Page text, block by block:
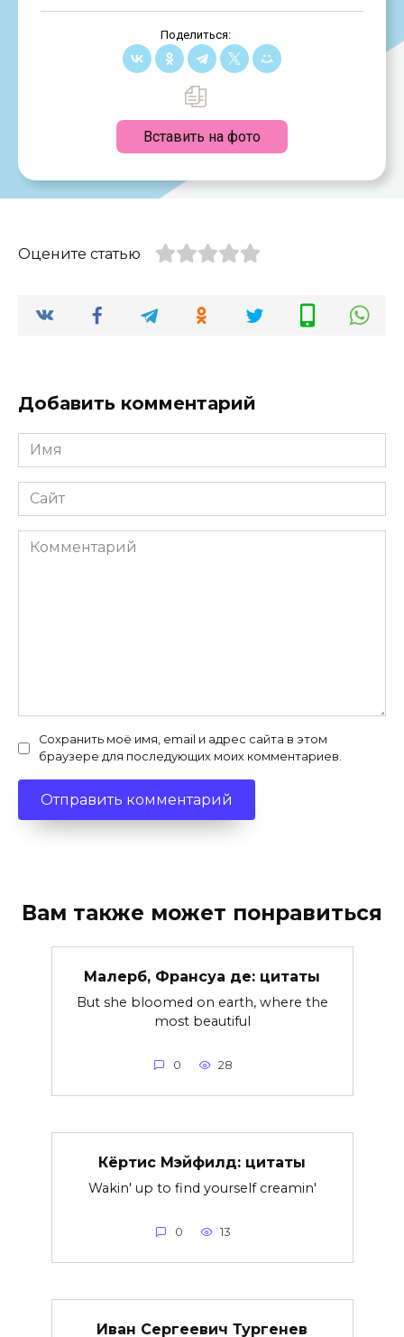
Поделиться:
Вставить на фото
Оцените статью
Добавить комментарий
Имя
*
Сайт
Комментарий
Сохранить моё имя, email и адрес сайта в этом
браузере для последующих моих комментариев.
Вам также может понравиться
Малерб, Франсуа де: цитаты
But she bloomed on earth, where the
most beautiful
0 28
Кёртис Мэйфилд: цитаты
Wakin' up to find yourself creamin'
0 13
Иван Сергеевич Тургенев